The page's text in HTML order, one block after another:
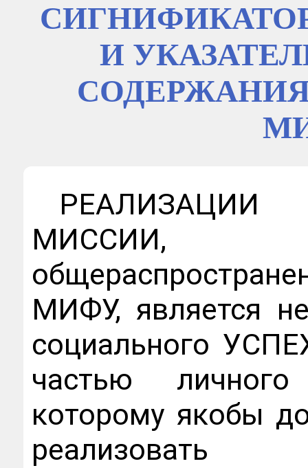
И
МИФУ, является
социального
частью
которому якобы
реализовать